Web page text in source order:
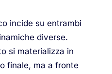
incide su entrambi
diverse.
si materializza in
finale, ma a fronte